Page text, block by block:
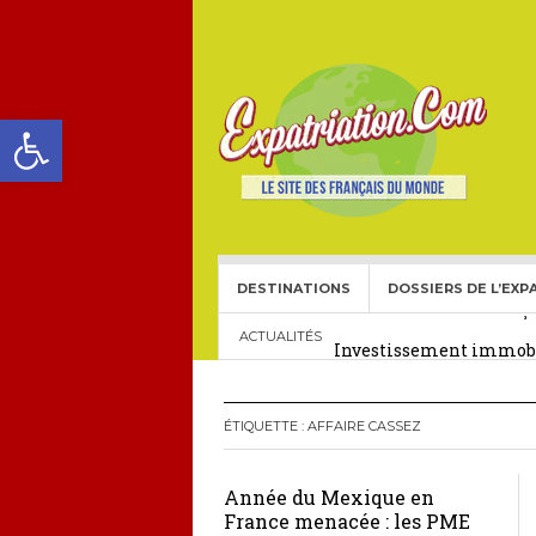
Ouvrir la barre d’outils
DESTINATIONS DOSSIERS DE
ACTUALITÉS
Choisir une école
Crédit Immobilier pour
Le visa américain Gold
Héritage pour Français
ÉTIQUETTE : AFFAIRE CASSEZ
Année du Mexique en
France menacée : les PME